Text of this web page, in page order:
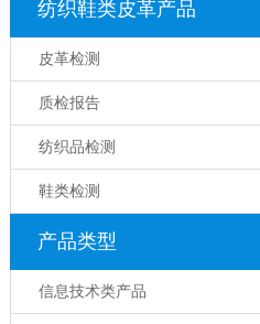
纺织鞋类皮革产品
皮革检测
质检报告
纺织品检测
鞋类检测
产品类型
信息技术类产品